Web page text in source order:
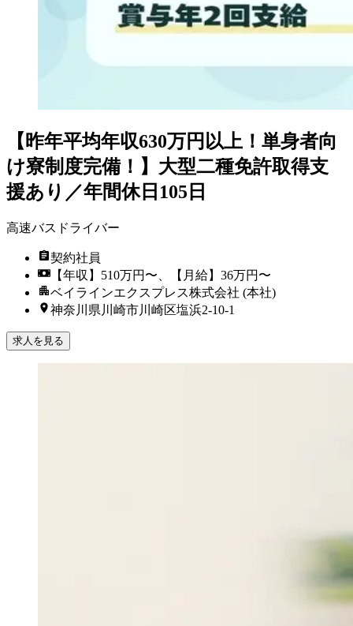
【昨年平均年収630万円以上！単身者向
け寮制度完備！】大型二種免許取得支
援あり／年間休日105日
高速バスドライバー
契約社員
【年収】510万円〜、【月給】36万円〜
ベイラインエクスプレス株式会社 (本社)
神奈川県川崎市川崎区塩浜2-10-1
求人を見る